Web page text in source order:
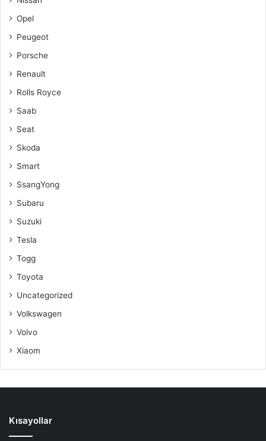
Opel
Peugeot
Porsche
Renault
Rolls Royce
Saab
Seat
Skoda
Smart
SsangYong
Subaru
Suzuki
Tesla
Togg
Toyota
Uncategorized
Volkswagen
Volvo
Xiaom
Kısayollar